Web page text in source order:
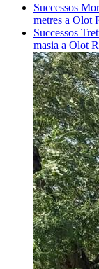
Successos
metres a Olot
Successos
masia a Olot